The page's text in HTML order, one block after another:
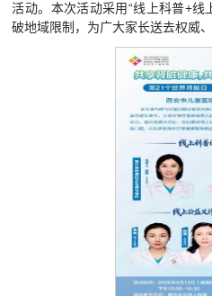
活动。本次活动采用“线上科普+线
破地域限制，为广大家长送去权威